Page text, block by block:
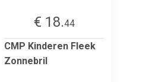
€ 18.44
CMP Kinderen Fleek
Zonnebril